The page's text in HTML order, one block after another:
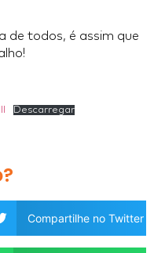
de todos, é assim que
Descarregar
Compartilhe no Twitter